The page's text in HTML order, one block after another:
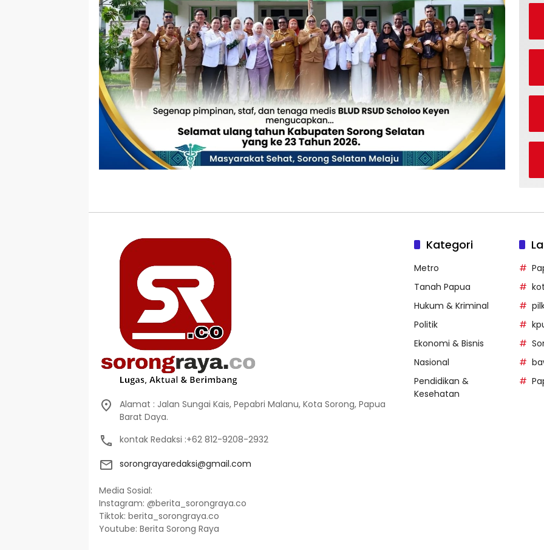
Alamat : Jalan Sungai Kais, Pepabri Malanu, Kota Sorong, Papua
Barat Daya.
kontak Redaksi :+62 812-9208-2932
sorongrayaredaksi@gmail.com
Media Sosial:
Instagram: @berita_sorongraya.co
Tiktok: berita_sorongraya.co
Youtube: Berita Sorong Raya
Kategori
Metro
Tanah Papua
Hukum & Kriminal
Politik
Ekonomi & Bisnis
Nasional
Pendidikan &
Kesehatan